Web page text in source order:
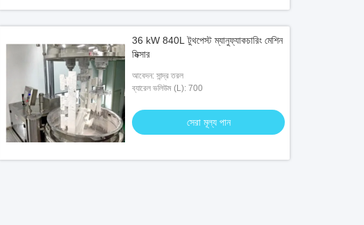
36 kW 840L টুথপেস্ট ম্যানুফ্যাকচারিং মেশিন
মিক্সার
আবেদন: সান্দ্র তরল
ব্যারেল ভলিউম (L): 700
সেরা মূল্য পান